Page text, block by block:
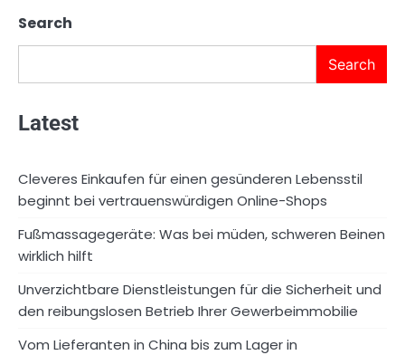
Search
Search
Latest
Cleveres Einkaufen für einen gesünderen Lebensstil
beginnt bei vertrauenswürdigen Online-Shops
Fußmassagegeräte: Was bei müden, schweren Beinen
wirklich hilft
Unverzichtbare Dienstleistungen für die Sicherheit und
den reibungslosen Betrieb Ihrer Gewerbeimmobilie
Vom Lieferanten in China bis zum Lager in